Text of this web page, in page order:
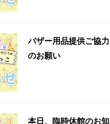
バザー用品提供ご協力
のお願い
本日、臨時休館のお知